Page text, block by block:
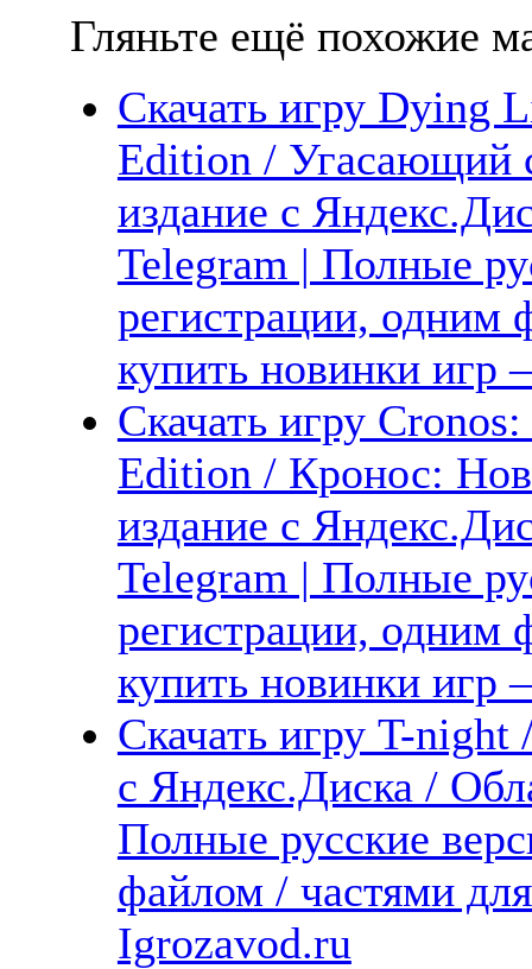
Гляньте ещё похожие
Скачать игру Dying
Edition / Угасающий
издание с
Telegram | Полные
регистрации, одним
купить новинки
Скачать игру
Edition / Кронос:
издание с
Telegram | Полные
регистрации, одним
купить новинки
Скачать игру T-
с Яндекс.Диска /
Полные русские
файлом / частями
Igrozavod.ru